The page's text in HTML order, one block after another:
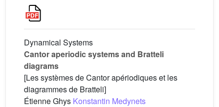
Dynamical Systems
Cantor aperiodic systems and Bratteli
diagrams
[Les systèmes de Cantor apériodiques et les
diagrammes de Bratteli]
Étienne Ghys Konstantin Medynets